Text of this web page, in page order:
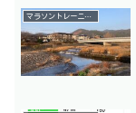
マラソントレーニング